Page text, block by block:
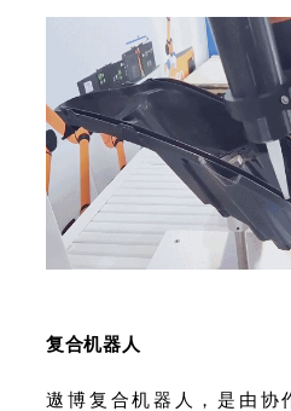
复合机器人
遨博复合机器人，是由协